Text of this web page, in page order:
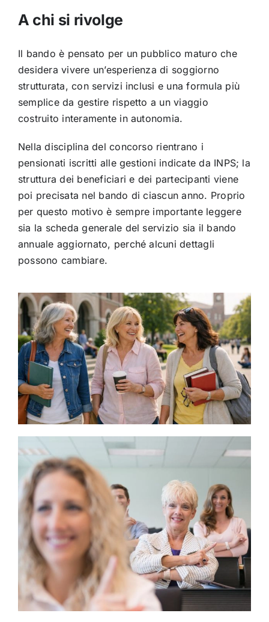
A chi si rivolge
Il bando è pensato per un pubblico maturo che
desidera vivere un’esperienza di soggiorno
strutturata, con servizi inclusi e una formula più
semplice da gestire rispetto a un viaggio
costruito interamente in autonomia.
Nella disciplina del concorso rientrano i
pensionati iscritti alle gestioni indicate da INPS; la
struttura dei beneficiari e dei partecipanti viene
poi precisata nel bando di ciascun anno. Proprio
per questo motivo è sempre importante leggere
sia la scheda generale del servizio sia il bando
annuale aggiornato, perché alcuni dettagli
possono cambiare.